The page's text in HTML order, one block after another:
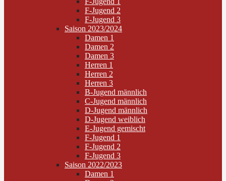
F-Jugend 2
F-Jugend 3
Saison 2023/2024
Damen 1
Damen 2
Damen 3
Herren 1
Herren 2
Herren 3
B-Jugend männlich
C-Jugend männlich
D-Jugend männlich
D-Jugend weiblich
E-Jugend gemischt
F-Jugend 1
F-Jugend 2
F-Jugend 3
Saison 2022/2023
Damen 1